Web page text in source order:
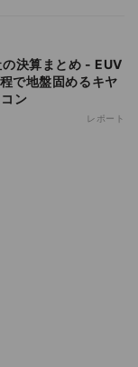
で地盤固めるキヤ
ン
レポート